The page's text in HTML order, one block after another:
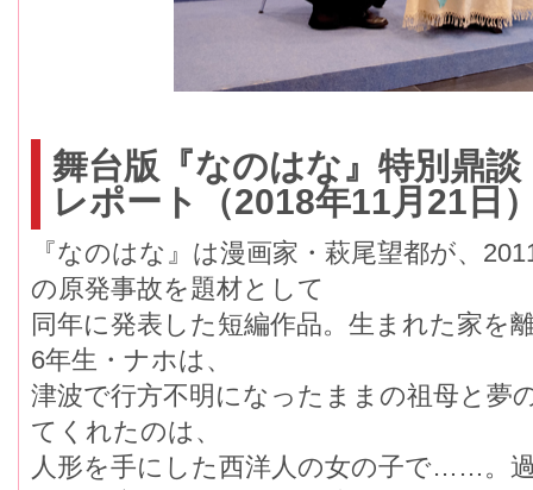
舞台版『なのはな』特別鼎
レポート（2018年11月21日
『なのはな』は漫画家・萩尾望都が、
の原発事故を題材として
同年に発表した短編作品。生まれた家を
6年生・ナホは、
津波で行方不明になったままの祖母と夢
てくれたのは、
人形を手にした西洋人の女の子で……。